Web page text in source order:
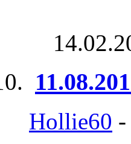
Hollie60